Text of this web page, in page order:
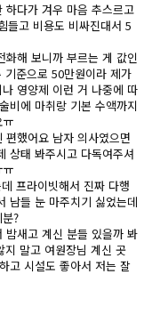
하다가 겨우 마음 추스르고
들고 비용도 비싸진대서 5
해 보니까 부르는 게 값인
준으로 50만원이라 제가
영양제 이런 거 나중에 따
비에 마취랑 기본 수액까지
했어요 남자 의사였으면
상태 봐주시고 다독여주셔
프라이빗해서 진짜 다행
남들 눈 마주치기 싫었는데
?
밤새고 계신 분들 있을까 봐
말고 여원장님 계신 곳
고 시설도 좋아서 저는 잘